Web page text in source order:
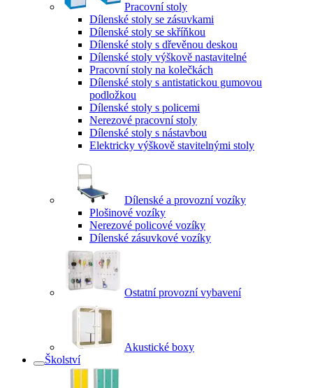
Pracovní stoly
Dílenské stoly se zásuvkami
Dílenské stoly se skříňkou
Dílenské stoly s dřevěnou deskou
Dílenské stoly výškově nastavitelné
Pracovní stoly na kolečkách
Dílenské stoly s antistatickou gumovou
podložkou
Dílenské stoly s policemi
Nerezové pracovní stoly
Dílenské stoly s nástavbou
Elektricky výškově stavitelnými stoly
Dílenské a provozní vozíky
Plošinové vozíky
Nerezové policové vozíky
Dílenské zásuvkové vozíky
Ostatní provozní vybavení
Akustické boxy
Školství